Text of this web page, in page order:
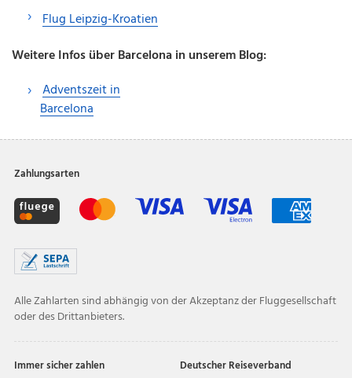
Flug Leipzig-Kroatien
Weitere Infos über Barcelona in unserem Blog:
Adventszeit in
Barcelona